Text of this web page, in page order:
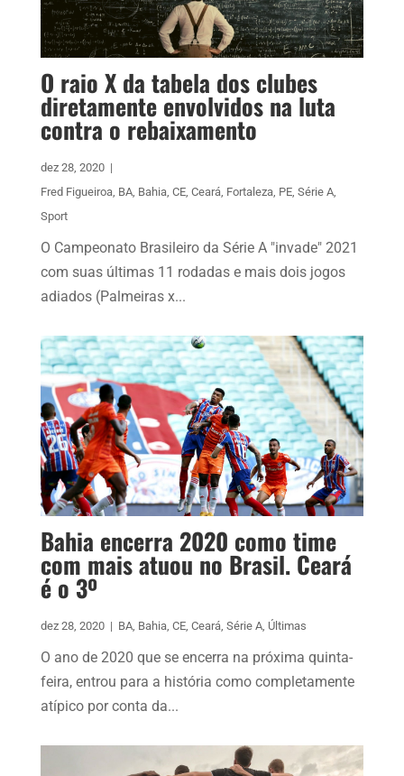
O raio X da tabela dos clubes
diretamente envolvidos na luta
contra o rebaixamento
dez 28, 2020 |
Fred Figueiroa, BA, Bahia, CE, Ceará, Fortaleza, PE, Série A,
Sport
O Campeonato Brasileiro da Série A "invade" 2021
com suas últimas 11 rodadas e mais dois jogos
adiados (Palmeiras x...
Bahia encerra 2020 como time
com mais atuou no Brasil. Ceará
é o 3º
dez 28, 2020 | BA, Bahia, CE, Ceará, Série A, Últimas
O ano de 2020 que se encerra na próxima quinta-
feira, entrou para a história como completamente
atípico por conta da...